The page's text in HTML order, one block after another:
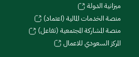
ميزانية الدولة
منصة الخدمات المالية (اعتماد)
منصة المشاركة المجتمعية (تفاعل)
المركز السعودي للاعمال